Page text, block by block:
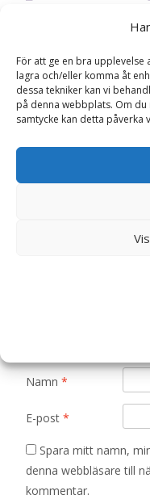
För att ge en bra
lagra och/eller komma åt
dessa tekniker kan vi
på denna webbplats. Om
samtycke kan detta påverka
Recensioner
Det finns inga
idegran
Din e-postadress
Namn *
E-post *
Spara mitt namn,
denna webbläsare till
kommentar.